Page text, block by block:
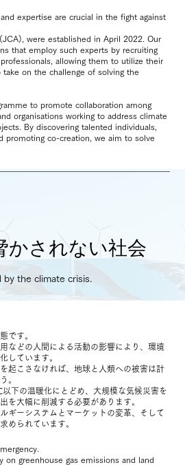
expertise are crucial in the fight against
were established in April 2022. Our
that employ such experts by recruiting
allowing them to utilize their
on the challenge of solving the
to promote collaboration among
organisations working to address climate
By discovering talented individuals,
promoting co-creation, we aim to solve
かされない社会
the climate crisis.
です。
などの人間による活動の影響により、環境
しています。
起こさなければ、地球と人類への被害は計
。
下の温暖化にとどめ、大規模な気候災害を
を大幅に削減する必要があります。
ギーシステムとマーケットの変革、そして
められています。
on greenhouse gas emissions and land